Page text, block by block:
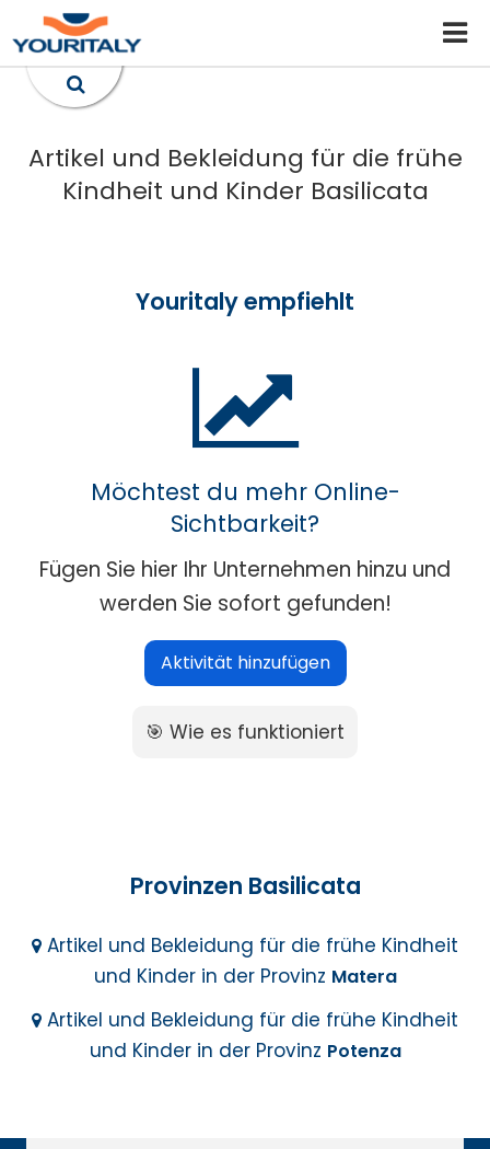
Artikel und Bekleidung für die frühe
Kindheit und Kinder Basilicata
Youritaly empfiehlt
Möchtest du mehr Online-
Sichtbarkeit?
Fügen Sie hier Ihr Unternehmen hinzu und
werden Sie sofort gefunden!
Aktivität hinzufügen
🎯 Wie es funktioniert
Provinzen Basilicata
Artikel und Bekleidung für die frühe Kindheit
und Kinder in der Provinz Matera
Artikel und Bekleidung für die frühe Kindheit
und Kinder in der Provinz Potenza